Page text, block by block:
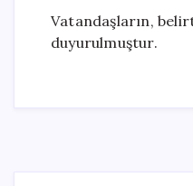
Vatandaşların,
duyurulmuştur.